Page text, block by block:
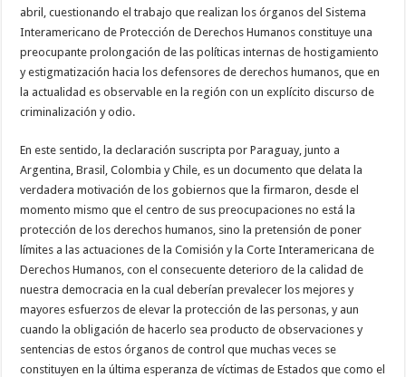
abril, cuestionando el trabajo que realizan los órganos del Sistema
Interamericano de Protección de Derechos Humanos constituye una
preocupante prolongación de las políticas internas de hostigamiento
y estigmatización hacia los defensores de derechos humanos, que en
la actualidad es observable en la región con un explícito discurso de
criminalización y odio.
En este sentido, la declaración suscripta por Paraguay, junto a
Argentina, Brasil, Colombia y Chile, es un documento que delata la
verdadera motivación de los gobiernos que la firmaron, desde el
momento mismo que el centro de sus preocupaciones no está la
protección de los derechos humanos, sino la pretensión de poner
límites a las actuaciones de la Comisión y la Corte Interamericana de
Derechos Humanos, con el consecuente deterioro de la calidad de
nuestra democracia en la cual deberían prevalecer los mejores y
mayores esfuerzos de elevar la protección de las personas, y aun
cuando la obligación de hacerlo sea producto de observaciones y
sentencias de estos órganos de control que muchas veces se
constituyen en la última esperanza de víctimas de Estados que como el